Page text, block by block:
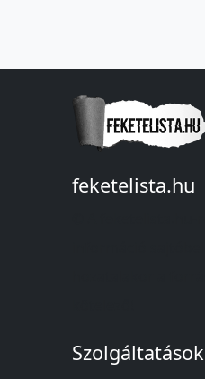
feketelista.hu
Szolgáltatások